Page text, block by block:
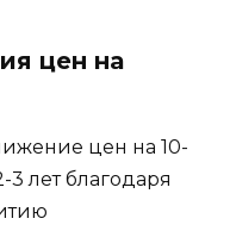
цен на
цен на 10-
лет благодаря